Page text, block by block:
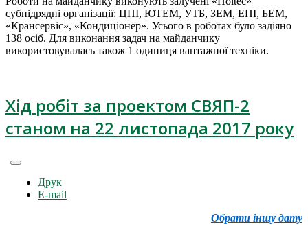
субпідрядні організації: ЦПІ, ЮТЕМ, УТБ, ЗЕМ, ЕПІ, БЕМ,
«Крансервіс», «Кондиціонер». Усього в роботах було задіяно
138 осіб. Для виконання задач на майданчику
використовувалась також 1 одиниця вантажної техніки.
Хід робіт за проектом СВЯП-2
станом на 22 листопада 2017 року
Друк
E-mail
Обрати іншу дату